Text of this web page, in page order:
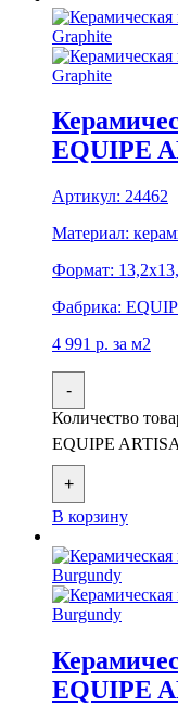
EQUIPE
Артикул: 24462
Материал:
Формат:
Фабрика:
4 991 р. за м2
-
Количество
EQUIPE
+
В корзину
EQUIPE